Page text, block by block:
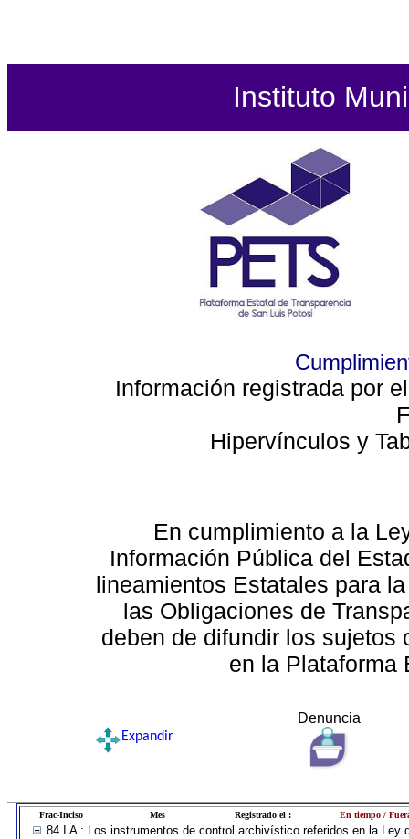
Instituto
Información registrada por
Hipervínculos y
En cumplimiento a la
Información Pública del
lineamientos Estatales para
las Obligaciones de
deben de difundir los sujetos
en la Plataforma
Denuncia
Expandir
Frac-Inciso Mes Registrado el : En tiempo /
84 I A : Los instrumentos de control archivístico referidos en la